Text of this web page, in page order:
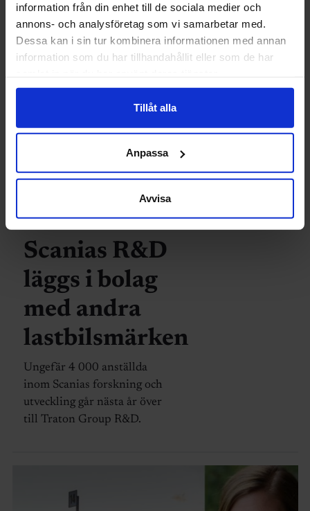
information från din enhet till de sociala medier och
annons- och analysföretag som vi samarbetar med.
Dessa kan i sin tur kombinera informationen med annan
information som du har tillhandahållit eller som de har
Tillåt alla
Anpassa
Avvisa
SCANIA
Scanias R&D
läggs i bolag
med andra
lastbilsmärken
Ungefär 4 000 anställda
inom Scanias forskning och
utveckling går nästa år över
till Traton Group R&D.